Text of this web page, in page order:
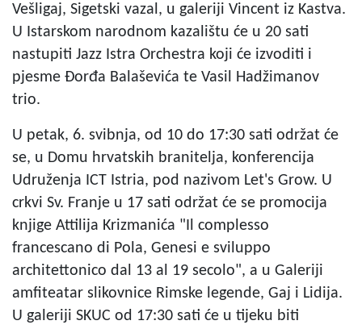
Vešligaj, Sigetski vazal, u galeriji Vincent iz Kastva.
U Istarskom narodnom kazalištu će u 20 sati
nastupiti Jazz Istra Orchestra koji će izvoditi i
pjesme Đorđa Balaševića te Vasil Hadžimanov
trio.
U petak, 6. svibnja, od 10 do 17:30 sati održat će
se, u Domu hrvatskih branitelja, konferencija
Udruženja ICT Istria, pod nazivom Let's Grow. U
crkvi Sv. Franje u 17 sati održat će se promocija
knjige Attilija Krizmanića "Il complesso
francescano di Pola, Genesi e sviluppo
architettonico dal 13 al 19 secolo", a u Galeriji
amfiteatar slikovnice Rimske legende, Gaj i Lidija.
U galeriji SKUC od 17:30 sati će u tijeku biti